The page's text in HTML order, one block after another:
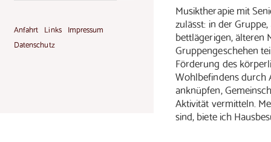
Anfahrt Links Impressum
Datenschutz
Musiktherapie mit
zulässt: in der
bettlägerigen, älteren
Gruppengeschehen
Förderung des
Wohlbefindens durch
anknüpfen,
Aktivität vermitteln.
sind, biete ich